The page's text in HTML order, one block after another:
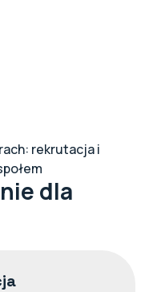
rekrutacja i
dla